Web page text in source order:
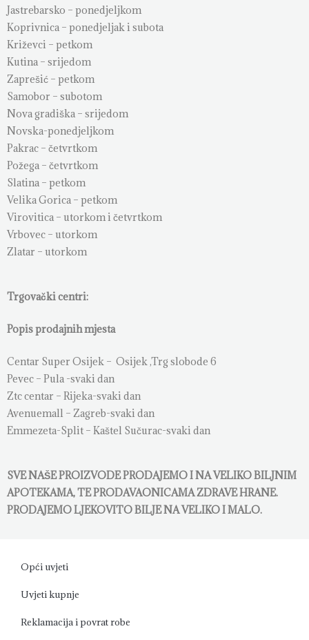
Jastrebarsko – ponedjeljkom
Koprivnica – ponedjeljak i subota
Križevci – petkom
Kutina – srijedom
Zaprešić – petkom
Samobor – subotom
Nova gradiška – srijedom
Novska-ponedjeljkom
Pakrac – četvrtkom
Požega – četvrtkom
Slatina – petkom
Velika Gorica – petkom
Virovitica – utorkom i četvrtkom
Vrbovec – utorkom
Zlatar – utorkom
Trgovački centri:
Popis prodajnih mjesta
Centar Super Osijek – Osijek ,Trg slobode 6
Pevec – Pula -svaki dan
Ztc centar – Rijeka-svaki dan
Avenuemall – Zagreb-svaki dan
Emmezeta-Split – Kaštel Sučurac-svaki dan
SVE NAŠE PROIZVODE PRODAJEMO I NA VELIKO BILJNIM
APOTEKAMA, TE PRODAVAONICAMA ZDRAVE HRANE.
PRODAJEMO LJEKOVITO BILJE NA VELIKO I MALO.
Opći uvjeti
Uvjeti kupnje
Reklamacija i povrat robe